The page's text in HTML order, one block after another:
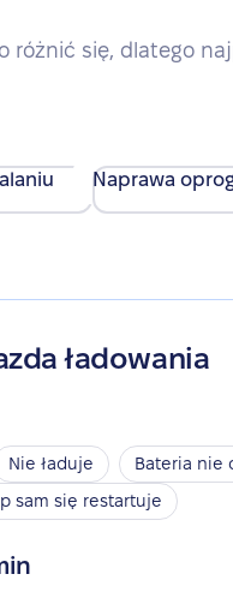
różnić się, dlatego
Naprawa
ładowania
Nie ładuje
Bateria nie
sam się restartuje